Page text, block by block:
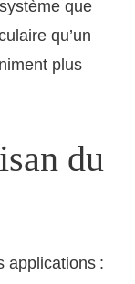
que
qu’un
plus
du
applications :